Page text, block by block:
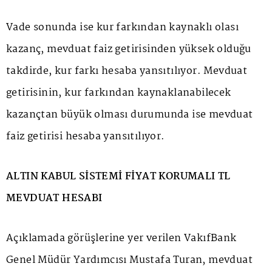
Vade sonunda ise kur farkından kaynaklı olası
kazanç, mevduat faiz getirisinden yüksek olduğu
takdirde, kur farkı hesaba yansıtılıyor. Mevduat
getirisinin, kur farkından kaynaklanabilecek
kazançtan büyük olması durumunda ise mevduat
faiz getirisi hesaba yansıtılıyor.
ALTIN KABUL SİSTEMİ FİYAT KORUMALI TL
MEVDUAT HESABI
Açıklamada görüşlerine yer verilen VakıfBank
Genel Müdür Yardımcısı Mustafa Turan, mevduat